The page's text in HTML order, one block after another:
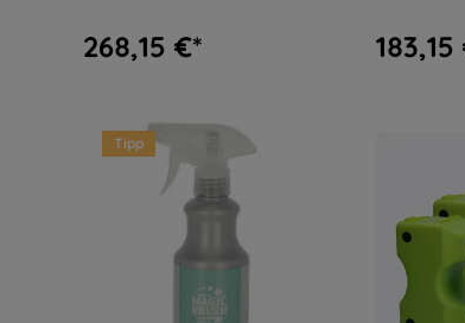
268,15 €* 183,15
Tipp